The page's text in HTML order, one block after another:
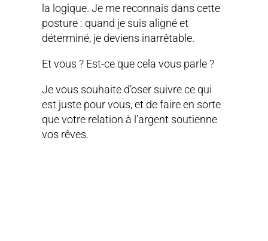
la logique. Je me reconnais dans cette
posture : quand je suis aligné et
déterminé, je deviens inarrêtable.
Et vous ? Est-ce que cela vous parle ?
Je vous souhaite d’oser suivre ce qui
est juste pour vous, et de faire en sorte
que votre relation à l’argent soutienne
vos rêves.